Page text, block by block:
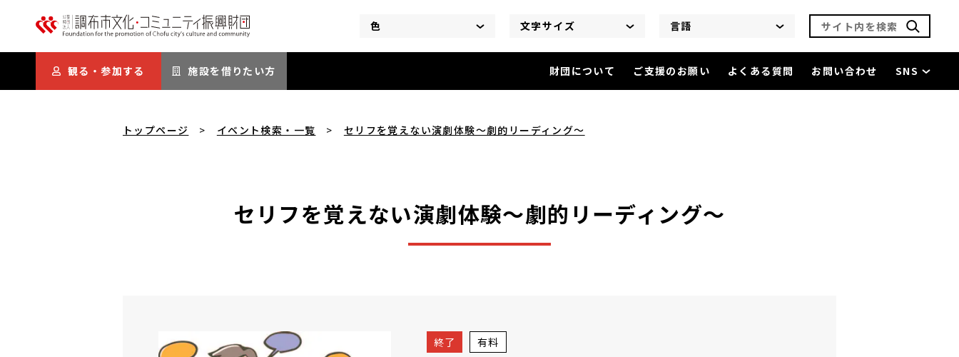
色
文字サイズ 言語 サイト内を検索
観る・参加する 施設を借りたい方 財団について ご支援のお願い よくある質問 お問い合わせ SNS
トップページ イベント検索・一覧 セリフを覚えない演劇体験～劇的リーディング～
セリフを覚えない演劇体験～劇的リーディング～
セリフを覚えない演劇体験～劇的リーディング～ 終了 有料
セリフを覚えない演劇体験～劇的リーディング～